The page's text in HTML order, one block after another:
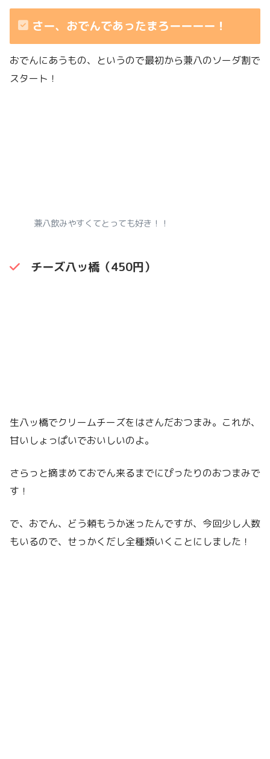
さー、おでんであったまろーーーー！
おでんにあうもの、というので最初から兼八のソーダ割で
スタート！
兼八飲みやすくてとっても好き！！
チーズ八ッ橋（450円）
生八ッ橋でクリームチーズをはさんだおつまみ。これが、
甘いしょっぱいでおいしいのよ。
さらっと摘まめておでん来るまでにぴったりのおつまみで
す！
で、おでん、どう頼もうか迷ったんですが、今回少し人数
もいるので、せっかくだし全種類いくことにしました！